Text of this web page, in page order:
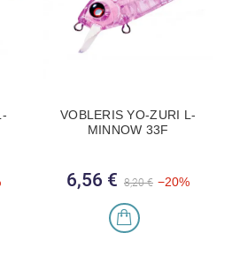
VOBLERIS YO-ZURI L-
MINNOW 33F
Bazinė kaina
8,20 € −20%
Kaina
6,56 €